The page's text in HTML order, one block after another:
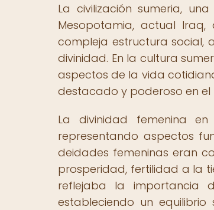
La civilización sumeria,
Mesopotamia, actual
compleja estructura social,
divinidad. En la cultura
aspectos de la vida
destacado y poderoso en el
La divinidad femenina
representando aspectos
deidades femeninas eran
prosperidad, fertilidad a la
reflejaba la importancia
estableciendo un